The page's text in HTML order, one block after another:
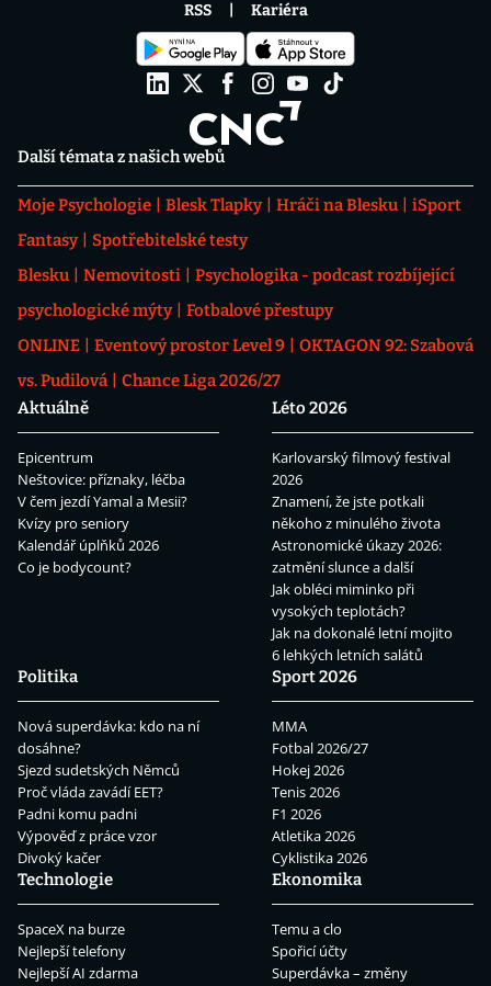
Další témata z našich webů
Moje Psychologie Blesk Tlapky Hráči na Blesku
iSport
Fantasy
Spotřebitelské testy
Blesku
Nemovitosti
Psychologika - podcast rozbíjející
psychologické mýty
Fotbalové přestupy
ONLINE
Eventový prostor Level 9
OKTAGON 92: Szabová
vs. Pudilová
Chance Liga 2026/27
Aktuálně
Epicentrum
Neštovice: příznaky, léčba
V čem jezdí Yamal a Mesii?
Kvízy pro seniory
Kalendář úplňků 2026
Co je bodycount?
Léto 2026
Karlovarský filmový festival
2026
Znamení, že jste potkali
někoho z minulého života
Astronomické úkazy 2026:
zatmění slunce a další
Jak obléci miminko při
vysokých teplotách?
Jak na dokonalé letní mojito
6 lehkých letních salátů
Politika
Nová superdávka: kdo na ní
dosáhne?
Sjezd sudetských Němců
Proč vláda zavádí EET?
Padni komu padni
Výpověď z práce vzor
Divoký kačer
Sport 2026
MMA
Fotbal 2026/27
Hokej 2026
Tenis 2026
F1 2026
Atletika 2026
Cyklistika 2026
Technologie
SpaceX na burze
Nejlepší telefony
Nejlepší AI zdarma
Ekonomika
Temu a clo
Spořicí účty
Superdávka – změny
RSS Kariéra